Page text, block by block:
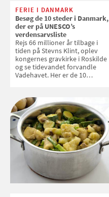
FERIE I DANMARK
Besøg de 10 steder i Danmark,
der er på UNESCO’s
verdensarvsliste
Rejs 66 millioner år tilbage i
tiden på Stevns Klint, oplev
kongernes gravkirke i Roskilde
og se tidevandet forvandle
Vadehavet. Her er de 10